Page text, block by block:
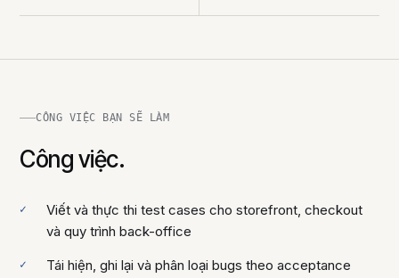
CÔNG VIỆC BẠN SẼ LÀM
Công việc.
Viết và thực thi test cases cho storefront, checkout
và quy trình back-office
Tái hiện, ghi lại và phân loại bugs theo acceptance